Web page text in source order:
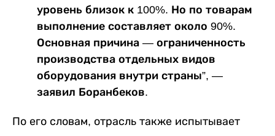
уровень близок к 100%. Но по товарам
выполнение составляет около 90%.
Основная причина — ограниченность
производства отдельных видов
оборудования внутри страны”, —
заявил Боранбеков.
По его словам, отрасль также испытывает